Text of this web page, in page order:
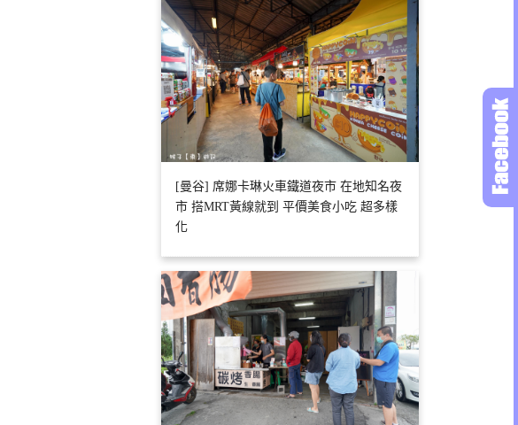
[曼谷] 席娜卡琳火車鐵道夜市 在地知名夜
市 搭MRT黃線就到 平價美食小吃 超多樣
化